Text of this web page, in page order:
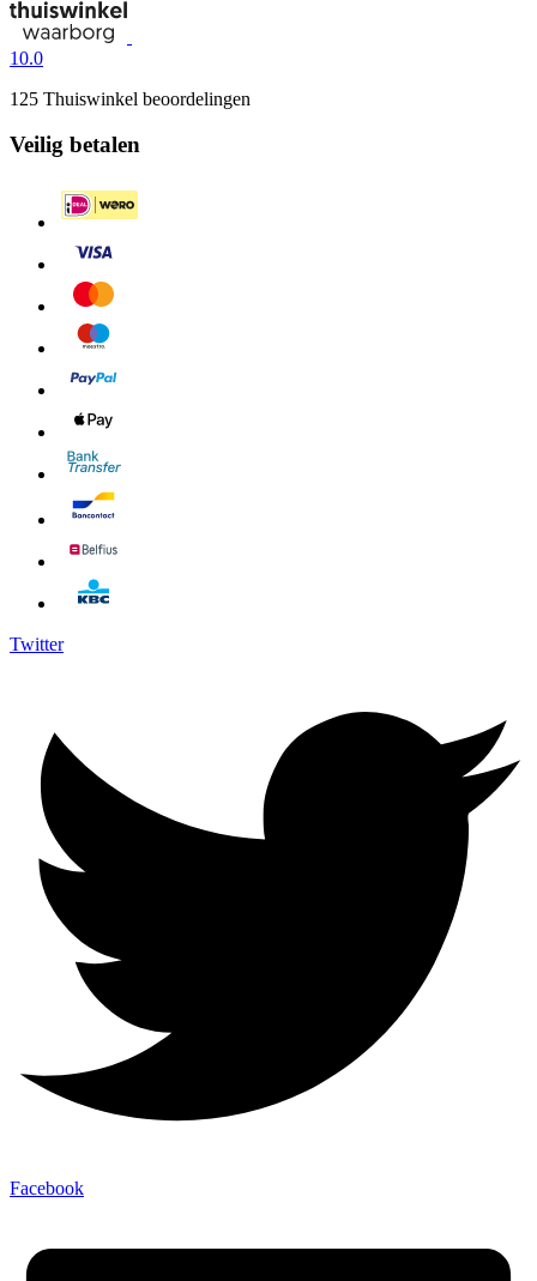
10.0
125 Thuiswinkel beoordelingen
Veilig betalen
Twitter
Facebook